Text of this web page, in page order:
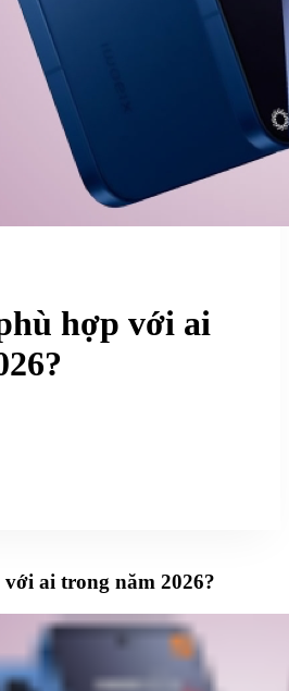
hợp với ai
ai trong năm 2026?